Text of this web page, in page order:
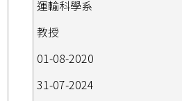
運輸科學系
教授
01-08-2020
31-07-2024